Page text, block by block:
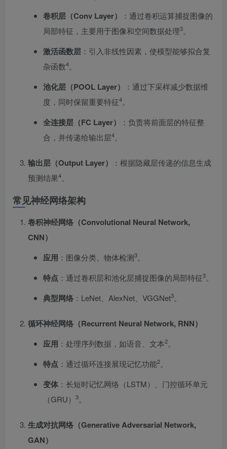
卷积层（Conv Layer）
：通过卷积运算捕捉图像的
局部特征，主要用于图像和空间数据处理3。
激活函数层 ：引入非线性因素，使模型能够拟合复
杂函数4。
池化层（POOL Layer）
：通过下采样减少数据维
度，同时保留重要特征4。
全连接层（FC Layer）
：负责将前面层的特征整
合，并传递给输出层4。
输出层（Output Layer）
：根据隐藏层传递的信息生成
预测结果4。
常见神经网络架构
卷积神经网络（Convolutional Neural Network,
CNN）
应用 ：图像分类、物体检测3。
特点 ：通过卷积层和池化层捕捉图像的局部特征3。
典型网络 ：LeNet、AlexNet、VGGNet3。
循环神经网络（Recurrent Neural Network, RNN）
应用 ：处理序列数据，如语音、文本2。
特点 ：通过循环连接展现记忆功能2。
变体 ：长短时记忆网络（LSTM）、门控循环单元
（GRU）
3。
生成对抗网络（Generative Adversarial Network,
GAN）